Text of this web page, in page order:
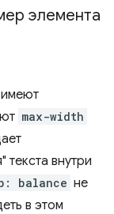
элемента
max-width
текста внутри
balance не
в этом